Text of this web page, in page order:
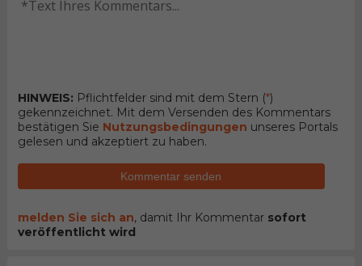
HINWEIS: Pflichtfelder sind mit dem Stern (*)
gekennzeichnet. Mit dem Versenden des Kommentars
bestätigen Sie Nutzungsbedingungen unseres Portals
gelesen und akzeptiert zu haben.
Kommentar senden
melden Sie sich an, damit Ihr Kommentar sofort
veröffentlicht wird